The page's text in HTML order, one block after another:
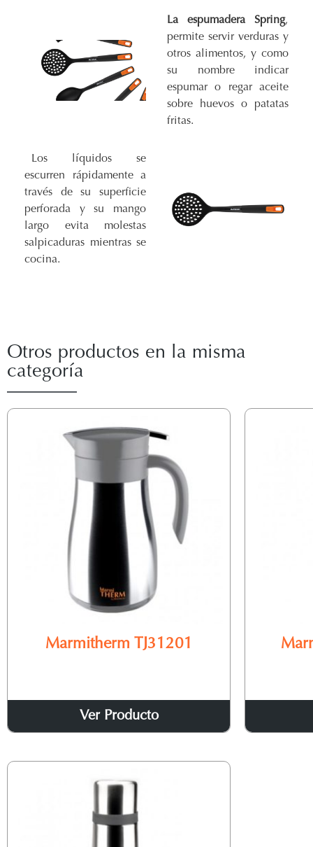
La espumadera Spring,
permite servir verduras y
otros alimentos, y como
su nombre indicar
espumar o regar aceite
sobre huevos o patatas
fritas.
Los líquidos se
escurren rápidamente a
través de su superficie
perforada y su mango
largo evita molestas
salpicaduras mientras se
cocina.
Otros productos en la misma
categoría
Marmitherm TJ31201
Ver Producto